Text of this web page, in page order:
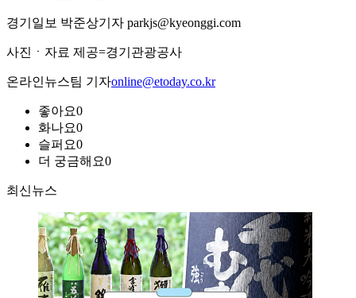
경기일보 박준상기자 parkjs@kyeonggi.com
사진ㆍ자료 제공=경기관광공사
온라인뉴스팀 기자online@etoday.co.kr
좋아요0
화나요0
슬퍼요0
더 궁금해요0
최신뉴스